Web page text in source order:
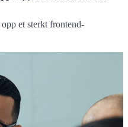
et sterkt frontend-